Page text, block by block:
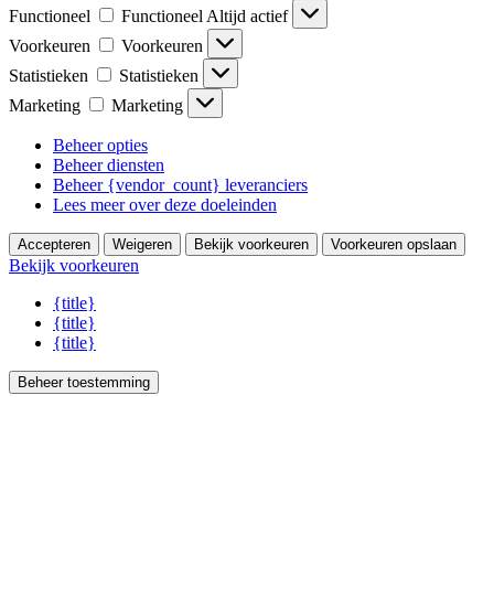
Functioneel
Functioneel Altijd actief
Voorkeuren
Voorkeuren
Statistieken
Statistieken
Marketing
Marketing
Beheer opties
Beheer diensten
Beheer {vendor_count} leveranciers
Lees meer over deze doeleinden
Accepteren Weigeren Bekijk voorkeuren Voorkeuren opslaan
Bekijk voorkeuren
{title}
{title}
{title}
Beheer toestemming